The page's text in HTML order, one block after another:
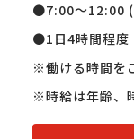
●7:00〜12:00 (
●1日4時間程度
※働ける時間を
※時給は年齢、